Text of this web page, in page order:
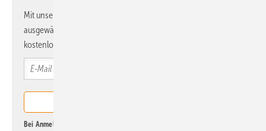
Mit unserem Newsletter erhalten Sie regelmäßig von uns
ausgewählte Informationen und Neuigkeiten, gebündelt und
kostenlos direkt ins Postfach.
Bei Anmeldung zu diesem Newsletter bin ich damit einverstanden, über